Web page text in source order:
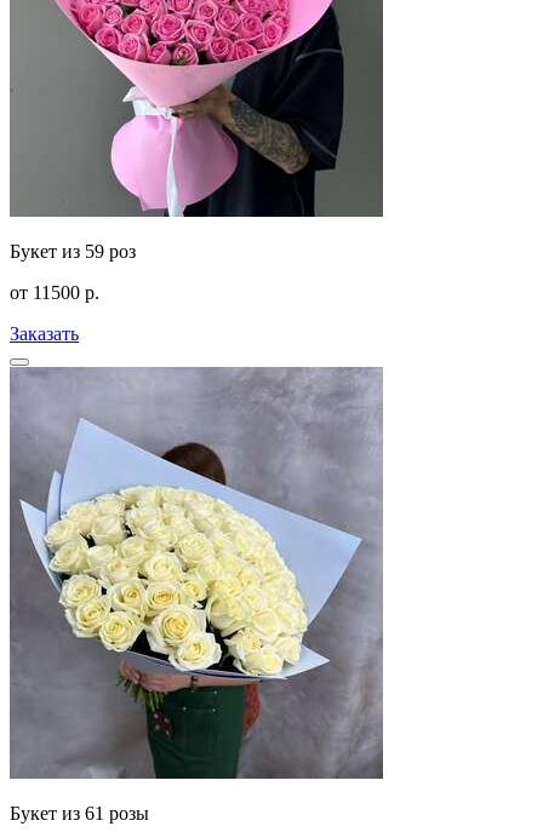
Букет из 59 роз
от 11500 р.
Заказать
Букет из 61 розы